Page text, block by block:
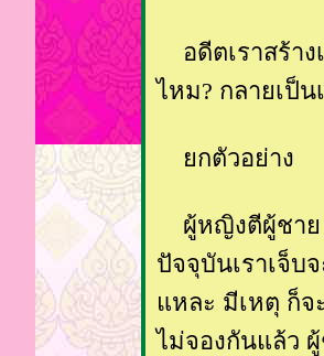
อดีตเราสร้าง
ไหม? กลายเป็
กตัวอย่าง
ผู้หญิงตีผู้ชาย
ปัจจุบันเราเจ็บ
หละ มีเหตุ ก็จะ
ไม่จองกันแล้ว